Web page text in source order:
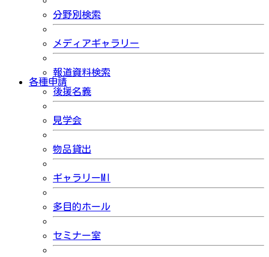
分野別検索
メディアギャラリー
報道資料検索
各種申請
後援名義
見学会
物品貸出
ギャラリーMI
多目的ホール
セミナー室